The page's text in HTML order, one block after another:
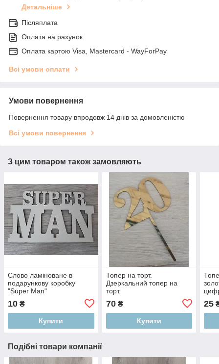
Детальніше
Післяплата
Оплата на рахунок
Оплата картою Visa, Mastercard - WayForPay
Всі умови оплати
Умови повернення
Повернення товару впродовж 14 днів за домовленістю
Всі умови повернення
З цим товаром також замовляють
Слово ламіноване в
подарункову коробку
"Super Man"
10 ₴
Купити
Топер на торт.
Дзеркальний топер на
торт.
70₴
Купити
25
Подібні товари компанії